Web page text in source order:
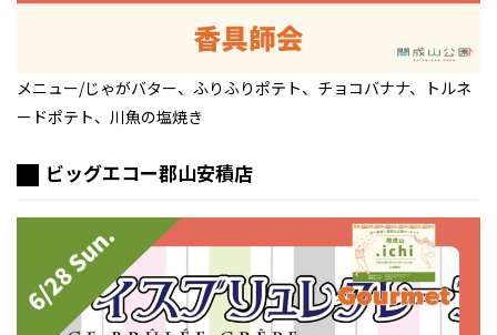
メニュー/じゃがバター、ふりふりポテト、チョコバナナ、トルネ
ードポテト、川魚の塩焼き
ビッグエコー郡山安積店